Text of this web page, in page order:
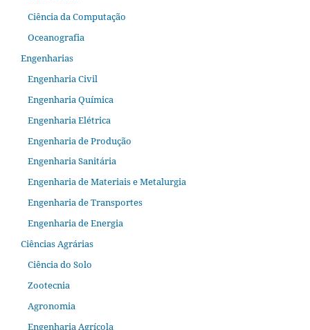
Ciência da Computação
Oceanografia
Engenharias
Engenharia Civil
Engenharia Química
Engenharia Elétrica
Engenharia de Produção
Engenharia Sanitária
Engenharia de Materiais e Metalurgia
Engenharia de Transportes
Engenharia de Energia
Ciências Agrárias
Ciência do Solo
Zootecnia
Agronomia
Engenharia Agrícola